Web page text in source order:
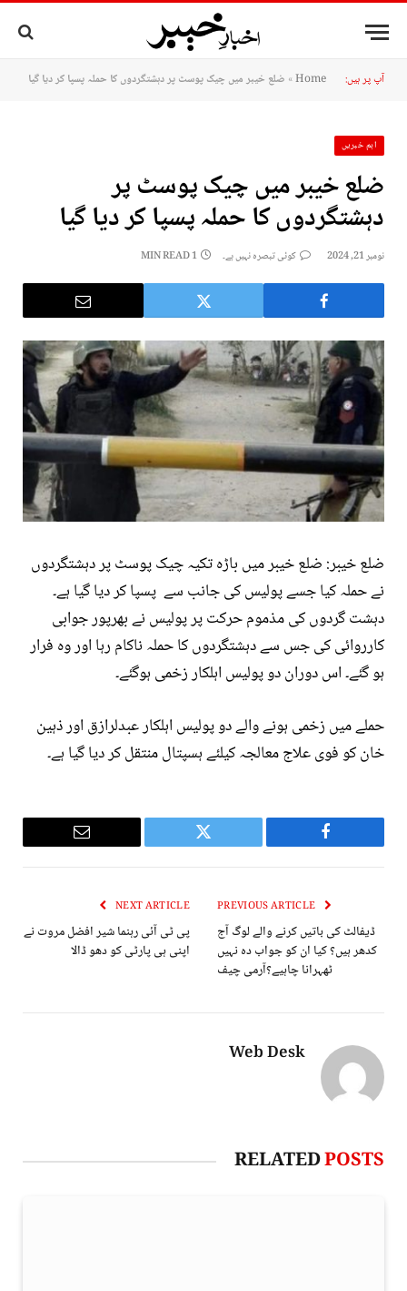
آپ پر ہیں: Home
» ضلع خیبر میں چیک پوسٹ پر دہشتگردوں کا حملہ پسپا کر دیا گیا
اہم خبریں
ضلع خیبر میں چیک پوسٹ پر
دہشتگردوں کا حملہ پسپا کر دیا گیا
نومبر 21, 2024 کوئی تبصرہ نہیں ہے۔ 1 MIN READ
ضلع خیبر: ضلع خیبر میں باڑہ تکیہ چیک پوسٹ پر دہشتگردوں
نے حملہ کیا جسے پولیس کی جانب سے پسپا کر دیا گیا ہے۔
دہشت گردوں کی مذموم حرکت پر پولیس نے بھرپور جوابی
کارروائی کی جس سے دہشتگردوں کا حملہ ناکام رہا اور وہ فرار
ہو گئے۔ اس دوران دو پولیس اہلکار زخمی ہوگئے۔
حملے میں زخمی ہونے والے دو پولیس اہلکار عبدلرازق اور ذہین
خان کو فوی علاج معالجہ کیلئے ہسپتال منتقل کر دیا گیا ہے۔
Facebook
Twitter
Email
ڈیفالٹ کی باتیں کرنے والے لوگ آج
کدھر ہیں؟ کیا ان کو جواب دہ نہیں
ٹھہرانا چاہیے؟آرمی چیف
NEXT ARTICLE
پی ٹی آئی رہنما شیر افضل مروت نے
اپنی ہی پارٹی کو دھو ڈالا
Web Desk
RELATEDPOSTS